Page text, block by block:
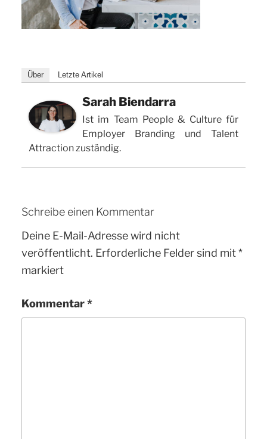
Über Letzte Artikel
Sarah Biendarra
Ist im Team People & Culture für
Employer Branding und Talent
Attraction zuständig.
Schreibe einen Kommentar
Deine E-Mail-Adresse wird nicht
veröffentlicht. Erforderliche Felder sind mit*
markiert
Kommentar*